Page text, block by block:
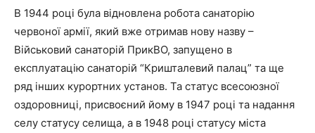
В 1944 році була відновлена робота санаторію
червоної армії, який вже отримав нову назву –
Військовий санаторій ПрикВО, запущено в
експлуатацію санаторій “Кришталевий палац” та ще
ряд інших курортних установ. Та статус всесоюзної
оздоровниці, присвоєний йому в 1947 році та надання
селу статусу селища, а в 1948 році статусу міста